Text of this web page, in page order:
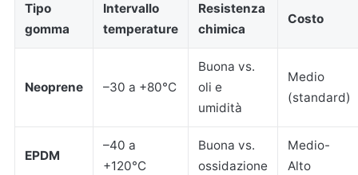
Tipo
gomma
Intervallo
temperature
Resistenza
chimica
Costo
Neoprene –30 a +80°C
Buona vs.
oli e
umidità
Medio
(standard)
EPDM
–40 a
+120°C
Buona vs.
ossidazione
Medio-
Alto